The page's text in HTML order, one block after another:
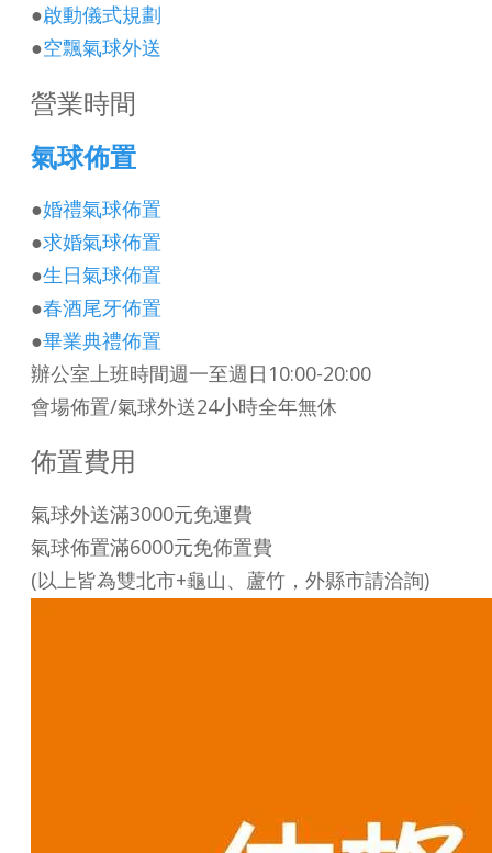
●啟動儀式規劃
●空飄氣球外送
營業時間
氣球佈置
●婚禮氣球佈置
●求婚氣球佈置
●生日氣球佈置
●春酒尾牙佈置
●畢業典禮佈置
辦公室上班時間週一至週日10:00-20:00
會場佈置/氣球外送24小時全年無休
佈置費用
氣球外送滿3000元免運費
氣球佈置滿6000元免佈置費
(以上皆為雙北市+龜山、蘆竹，外縣市請洽詢)